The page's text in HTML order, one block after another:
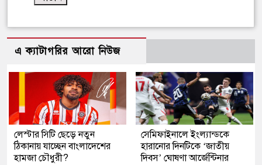
এ ক্যাটাগরির আরো নিউজ
লেস্টার সিটি ছেড়ে নতুন
ঠিকানায় যাচ্ছেন বাংলাদেশের
হামজা চৌধুরী?
সেমিফাইনালে ইংল্যান্ডকে
হারানোর দিনটিকে ‘জাতীয়
দিবস’ ঘোষণা আর্জেন্টিনার